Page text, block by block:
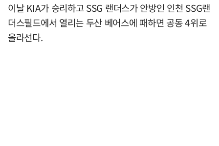
이날 KIA가 승리하고 SSG 랜더스가 안방인 인천 SSG랜
더스필드에서 열리는 두산 베어스에 패하면 공동 4위로
올라선다.